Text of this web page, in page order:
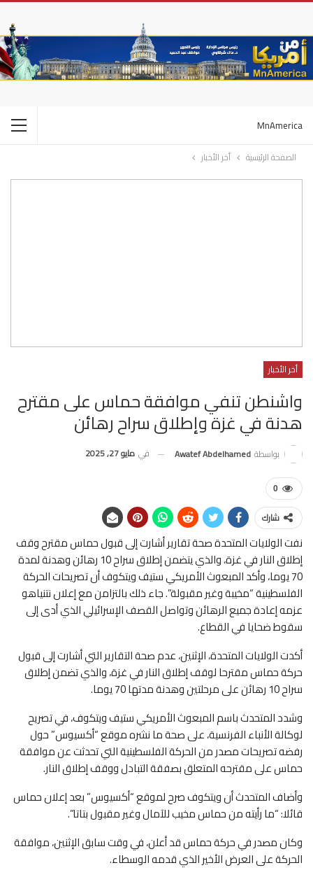
MnAmerica
الصفحة الرئيسية أخر الأخبار
أخر الأخبار
واشنطن تنفي موافقة حماس على مقترح
هدنة في غزة وإطلاق سراح رهائن
بواسطة Awatef Abdelhamed في مايو 27, 2025
0
شارك
نفت الولايات المتحدة صحة تقارير أشارت إلى قبول حماس مقترح وقف
إطلاق النار في غزة، والذي يتضمن إطلاق سراح 10 رهائن وهدنة لمدة
70 يوما، وأكد المبعوث الأمريكي ستيف ويتكوف أن تصريحات الحركة
الفلسطينية “مخيبة وغير مقبولة”. جاء ذلك بالتزامن مع إعلان نتنياهو
عزمه إعادة جميع الرهائن وتواصل القصف الإسرائيلي الذي أدى إلى
سقوط ضحايا في القطاع.
أكدت الولايات المتحدة، الإثنين، عدم صحة التقارير التي أشارت إلى قبول
حركة حماس مقترحا لوقف إطلاق النار في غزة، والذي تضمن إطلاق
سراح 10 رهائن على مرحلتين وهدنة مدتها 70 يوما.
وشدد المتحدث باسم المبعوث الأمريكي ستيف ويتكوف، في تصريح
لوكالة الأنباء الفرنسية، على صحة ما نشره موقع “أكسيوس” حول
رفضه تصريحات مصدر من الحركة الفلسطينية التي تحدثت عن موافقة
حماس على مقترحه المتعلق بصفقة التبادل ووقف إطلاق النار.
وأضاف المتحدث أن ويتكوف صرح لموقع “أكسيوس” بعد إعلان حماس
قائلا: “ما رأيته من حماس مخيب للآمال وغير مقبول بتاتا”.
وكان مصدر في حركة حماس قد أعلن، في وقت سابق الإثنين، موافقة
الحركة على العرض الأخير الذي قدمه الوسطاء.